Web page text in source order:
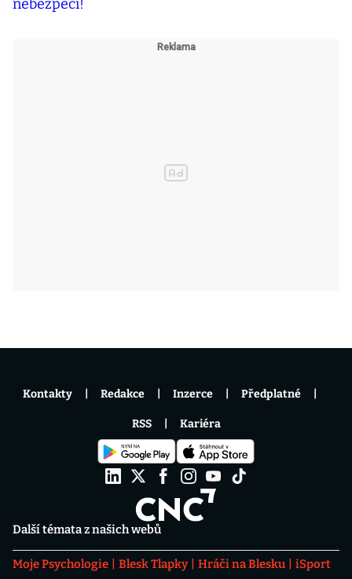
Další témata z našich webů
Moje Psychologie Blesk Tlapky Hráči na Blesku
iSport
Kontakty Redakce Inzerce Předplatné
RSS Kariéra